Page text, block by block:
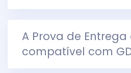
A Prova de Entrega
compatível com